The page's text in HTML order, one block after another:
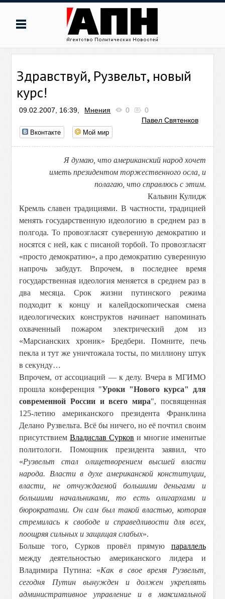
Здравствуй, Рузвельт, новый
курс!
09.02.2007, 16:39, Мнения 0
0
Павел Святенков
Вконтакте Мой мир
Я думаю, что американский народ хочет
иметь президентом торжественного осла, и
полагаю, что справлюсь с этим.
Кальвин Кулидж
Кремль славен традициями. В частности, традицией
менять государственную идеологию в среднем раз в
полгода. То провозгласят суверенную демократию и
носятся с ней, как с писаной торбой. То провозгласят
«просто демократию», а про демократию суверенную
напрочь забудут. Впрочем, в последнее время
государственная идеология меняется в среднем раз в
два месяца. Срок жизни путинского режима
подходит к концу и калейдоскопическая смена
идеологических конструктов начинает напоминать
охваченный пожаром электрический дом из
«Марсианских хроник» Бредбери. Помните, печь
пекла и тут же уничтожала тосты, по миллиону штук
в секунду…
Впрочем, от ассоциаций — к делу. Вчера в МГИМО
прошла конференция "Уроки "Нового курса" для
современной России и всего мира", посвященная
125-летию американского президента Франклина
Делано Рузвельта. Всё бы ничего, но её почтил своим
присутствиемВладислав Сурков и многие именитые
политологи. Помощник президента заявил, что
«Рузвельт стал олицетворением высшей власти
народа. Власти в духе американской конституции,
власти, не отчуждаемой большими деньгами и
большими начальниками, то есть олигархами и
бюрократами. Он сам был такой властью, которая
стремилась к свободе и справедливости для всех,
поощряя сильных и защищая слабых».
Больше того, Сурков провёл прямую параллель
между деятельностью американского лидера и
Владимира Путина: «Как в свое время Рузвельт,
сегодня Путин вынужден и должен укреплять
административное управление и в максимальной